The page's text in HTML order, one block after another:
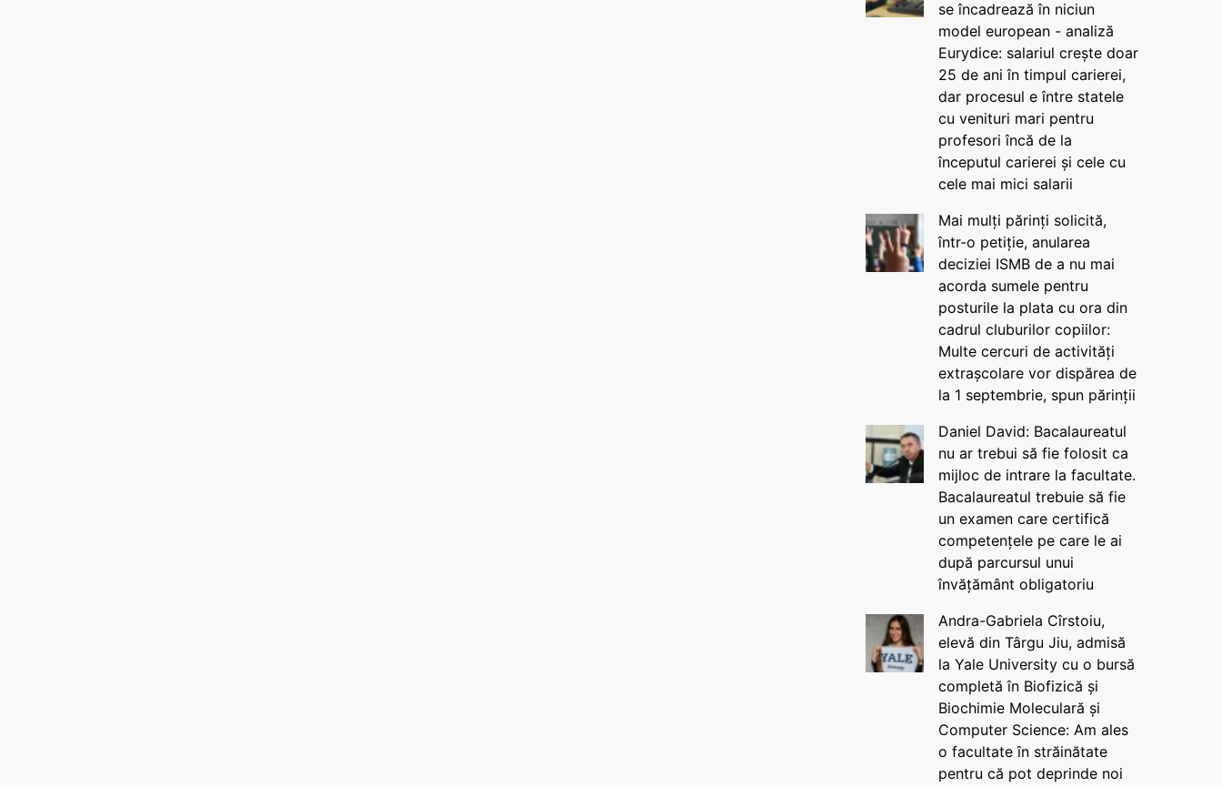
se încadrează în niciun
model european - analiză
Eurydice: salariul crește doar
25 de ani în timpul carierei,
dar procesul e între statele
cu venituri mari pentru
profesori încă de la
începutul carierei și cele cu
cele mai mici salarii
Mai mulți părinți solicită,
într-o petiție, anularea
deciziei ISMB de a nu mai
acorda sumele pentru
posturile la plata cu ora din
cadrul cluburilor copiilor:
Multe cercuri de activități
extrașcolare vor dispărea de
la 1 septembrie, spun părinții
Daniel David: Bacalaureatul
nu ar trebui să fie folosit ca
mijloc de intrare la facultate.
Bacalaureatul trebuie să fie
un examen care certifică
competențele pe care le ai
după parcursul unui
învățământ obligatoriu
Andra-Gabriela Cîrstoiu,
elevă din Târgu Jiu, admisă
la Yale University cu o bursă
completă în Biofizică și
Biochimie Moleculară și
Computer Science: Am ales
o facultate în străinătate
pentru că pot deprinde noi